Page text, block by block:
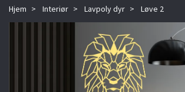
Hjem Interiør Lavpoly dyr Løve 2